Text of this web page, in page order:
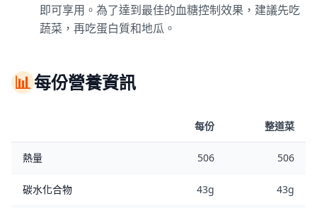
即可享用。為了達到最佳的血糖控制效果，建議先吃
蔬菜，再吃蛋白質和地瓜。
📊每份營養資訊
每份 整道菜
熱量 506 506
碳水化合物 43g 43g